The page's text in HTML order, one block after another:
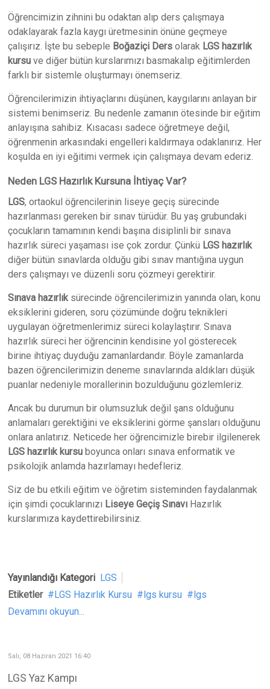
Öğrencimizin zihnini bu odaktan alıp ders çalışmaya
odaklayarak fazla kaygı üretmesinin önüne geçmeye
çalışırız. İşte bu sebeple Boğaziçi Dersolarak LGS hazırlık
kursuve diğer bütün kurslarımızı basmakalıp eğitimlerden
farklı bir sistemle oluşturmayı önemseriz.
Öğrencilerimizin ihtiyaçlarını düşünen, kaygılarını anlayan bir
sistemi benimseriz. Bu nedenle zamanın ötesinde bir eğitim
anlayışına sahibiz. Kısacası sadece öğretmeye değil,
öğrenmenin arkasındaki engelleri kaldırmaya odaklanırız. Her
koşulda en iyi eğitimi vermek için çalışmaya devam ederiz.
Neden LGS Hazırlık Kursuna İhtiyaç Var?
LGS, ortaokul öğrencilerinin liseye geçiş sürecinde
hazırlanması gereken bir sınav türüdür. Bu yaş grubundaki
çocukların tamamının kendi başına disiplinli bir sınava
hazırlık süreci yaşaması ise çok zordur. Çünkü LGS hazırlık
diğer bütün sınavlarda olduğu gibi sınav mantığına uygun
ders çalışmayı ve düzenli soru çözmeyi gerektirir.
Sınava hazırlıksürecinde öğrencilerimizin yanında olan, konu
eksiklerini gideren, soru çözümünde doğru teknikleri
uygulayan öğretmenlerimiz süreci kolaylaştırır. Sınava
hazırlık süreci her öğrencinin kendisine yol gösterecek
birine ihtiyaç duyduğu zamanlardandır. Böyle zamanlarda
bazen öğrencilerimizin deneme sınavlarında aldıkları düşük
puanlar nedeniyle morallerinin bozulduğunu gözlemleriz.
Ancak bu durumun bir olumsuzluk değil şans olduğunu
anlamaları gerektiğini ve eksiklerini görme şansları olduğunu
onlara anlatırız. Neticede her öğrencimizle birebir ilgilenerek
LGS hazırlık kursuboyunca onları sınava enformatik ve
psikolojik anlamda hazırlamayı hedefleriz.
Siz de bu etkili eğitim ve öğretim sisteminden faydalanmak
için şimdi çocuklarınızı Liseye Geçiş SınavıHazırlık
kurslarımıza kaydettirebilirsiniz.
Yayınlandığı Kategori LGS
Etiketler
LGS Hazırlık Kursu lgs kursu
lgs
Devamını okuyun...
Salı, 08 Haziran 2021 16:40
LGS Yaz Kampı